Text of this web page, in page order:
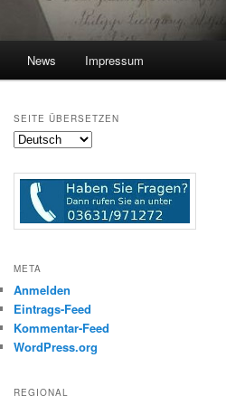
News Impressum
SEITE ÜBERSETZEN
META
Anmelden
Eintrags-Feed
Kommentar-Feed
WordPress.org
REGIONAL